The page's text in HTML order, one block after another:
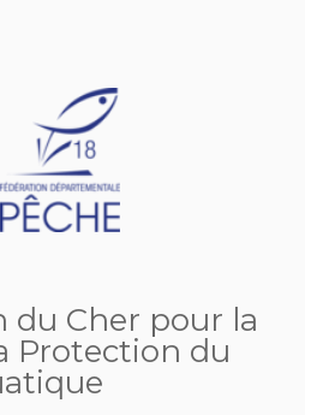
du Cher pour la
Protection du